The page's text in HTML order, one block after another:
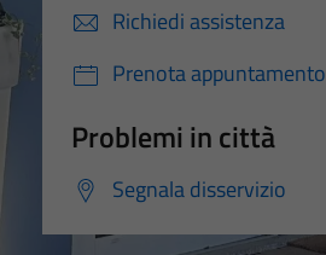
Richiedi assistenza
Prenota appuntamento
Problemi in città
Segnala disservizio